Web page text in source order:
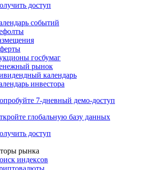
доступ
событий
госбумаг
рынок
календарь
инвестора
7-дневный демо-доступ
глобальную базу данных
доступ
рынка
индексов